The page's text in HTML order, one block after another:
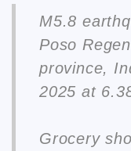
M5.8
Poso
province,
2025 at
Grocery